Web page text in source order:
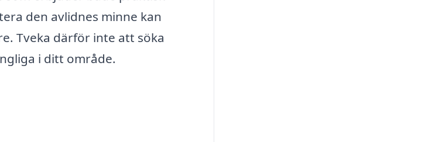
den avlidnes minne kan
Tveka därför inte att söka
i ditt område.